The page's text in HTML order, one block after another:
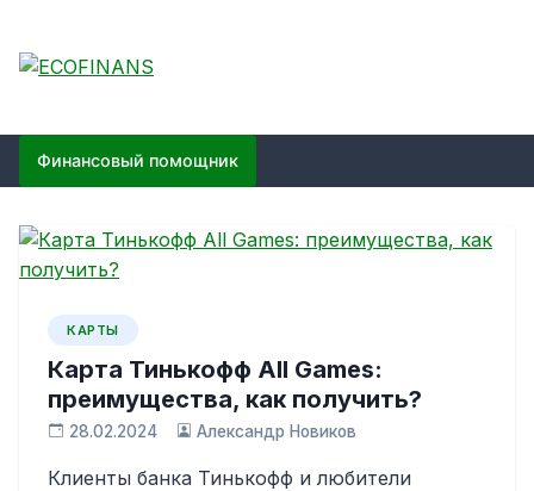
content
ECOFINANS
Финансовый помощник
КАРТЫ
Карта Тинькофф All Games:
преимущества, как получить?
28.02.2024 Александр Новиков
Клиенты банка Тинькофф и любители